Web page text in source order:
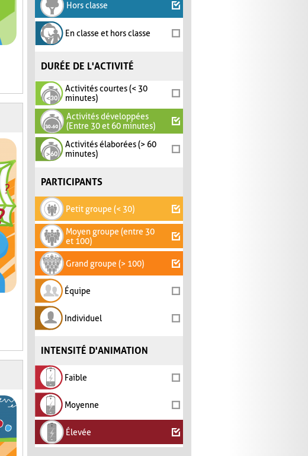
Hors classe
En classe et hors classe
DURÉE DE L'ACTIVITÉ
Activités courtes (< 30
minutes)
Activités développées
(Entre 30 et 60 minutes)
Activités élaborées (> 60
minutes)
PARTICIPANTS
Petit groupe (< 30)
Moyen groupe (entre 30
et 100)
Grand groupe (> 100)
Équipe
Individuel
INTENSITÉ D'ANIMATION
Faible
Moyenne
Élevée